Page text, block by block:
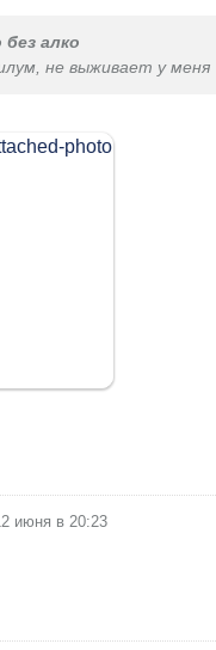
без алко
не выживает у меня
июня в 20:23